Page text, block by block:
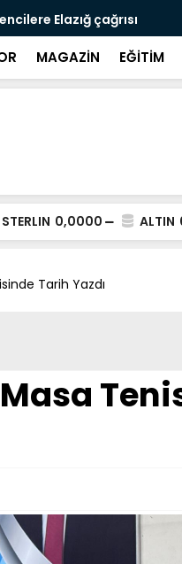
Elazığ çağrısı
MAGAZİN EĞİTİM
STERLIN 0,0000 ALTIN
Tarih Yazdı